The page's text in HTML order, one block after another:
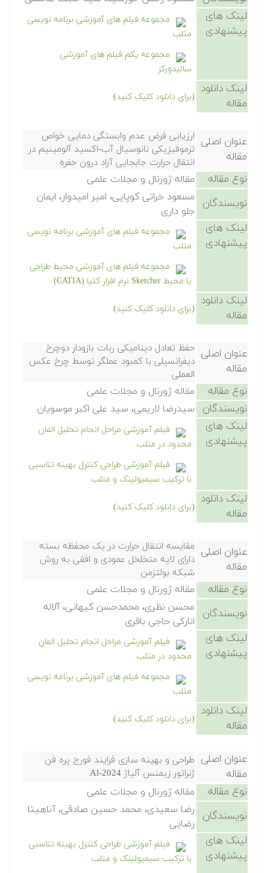
لینک های
پیشنهادی
مجموعه فیلم های آموزشی برنامه نویسی
متلب
مجموعه یکم فیلم های آموزشی
سالیدورکز
لینک دانلود
مقاله
(برای دانلود کلیک کنید)
عنوان اصلی
مقاله
ارزیابی فرض عدم وابستگی دمایی خواص
ترموفیزیکی نانوسیال آب-اکسید آلومینیم در
انتقال حرارت جابجایی آزاد درون حفره
نوع مقاله مقاله ژورنال و مجلات علمی
نویسندگان
مسعود خراتی کوپایی، امیر امیدوار، ایمان
جلو داری
لینک های
پیشنهادی
مجموعه فیلم های آموزشی برنامه نویسی
متلب
مجموعه فیلم های آموزشی محیط طراحی
یا محیط Sketcher نرم افزار کتیا (CATIA)
لینک دانلود
مقاله
(برای دانلود کلیک کنید)
عنوان اصلی
مقاله
حفظ تعادل دینامیکی ربات بازودار دوچرخ
دیفرانسیلی با کمبود عملگر توسط چرخ عکس
العملی
نوع مقاله مقاله ژورنال و مجلات علمی
نویسندگان سیدرضا لاریمی، سید علی اکبر موسویان
لینک های
پیشنهادی
فیلم آموزشی مراحل انجام تحلیل المان
محدود در متلب
فیلم آموزشی طراحی کنترل بهینه تناسبی
با ترکیب سیمیولینک و متلب
لینک دانلود
مقاله
(برای دانلود کلیک کنید)
عنوان اصلی
مقاله
مقایسه انتقال حرارت در یک محفظه بسته
دارای لایه متخلخل عمودی و افقی به روش
شبکه بولتزمن
نوع مقاله مقاله ژورنال و مجلات علمی
نویسندگان
محسن نظری، محمدحسن کیهانی، آلاله
انارکی حاجی باقری
لینک های
پیشنهادی
فیلم آموزشی مراحل انجام تحلیل المان
محدود در متلب
مجموعه فیلم های آموزشی برنامه نویسی
متلب
لینک دانلود
مقاله
(برای دانلود کلیک کنید)
عنوان اصلی
مقاله
طراحی و بهینه سازی فرایند فورج پره فن
ژنراتور زیمنس آلیاژ Al-2024
نوع مقاله مقاله ژورنال و مجلات علمی
نویسندگان
رضا سعیدی، محمد حسین صادقی، آناهیتا
رضایی
لینک های
پیشنهادی
فیلم آموزشی طراحی کنترل بهینه تناسبی
با ترکیب سیمیولینک و متلب